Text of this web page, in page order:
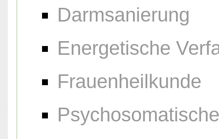
Darmsanierung
Energetische
Frauenheilkunde